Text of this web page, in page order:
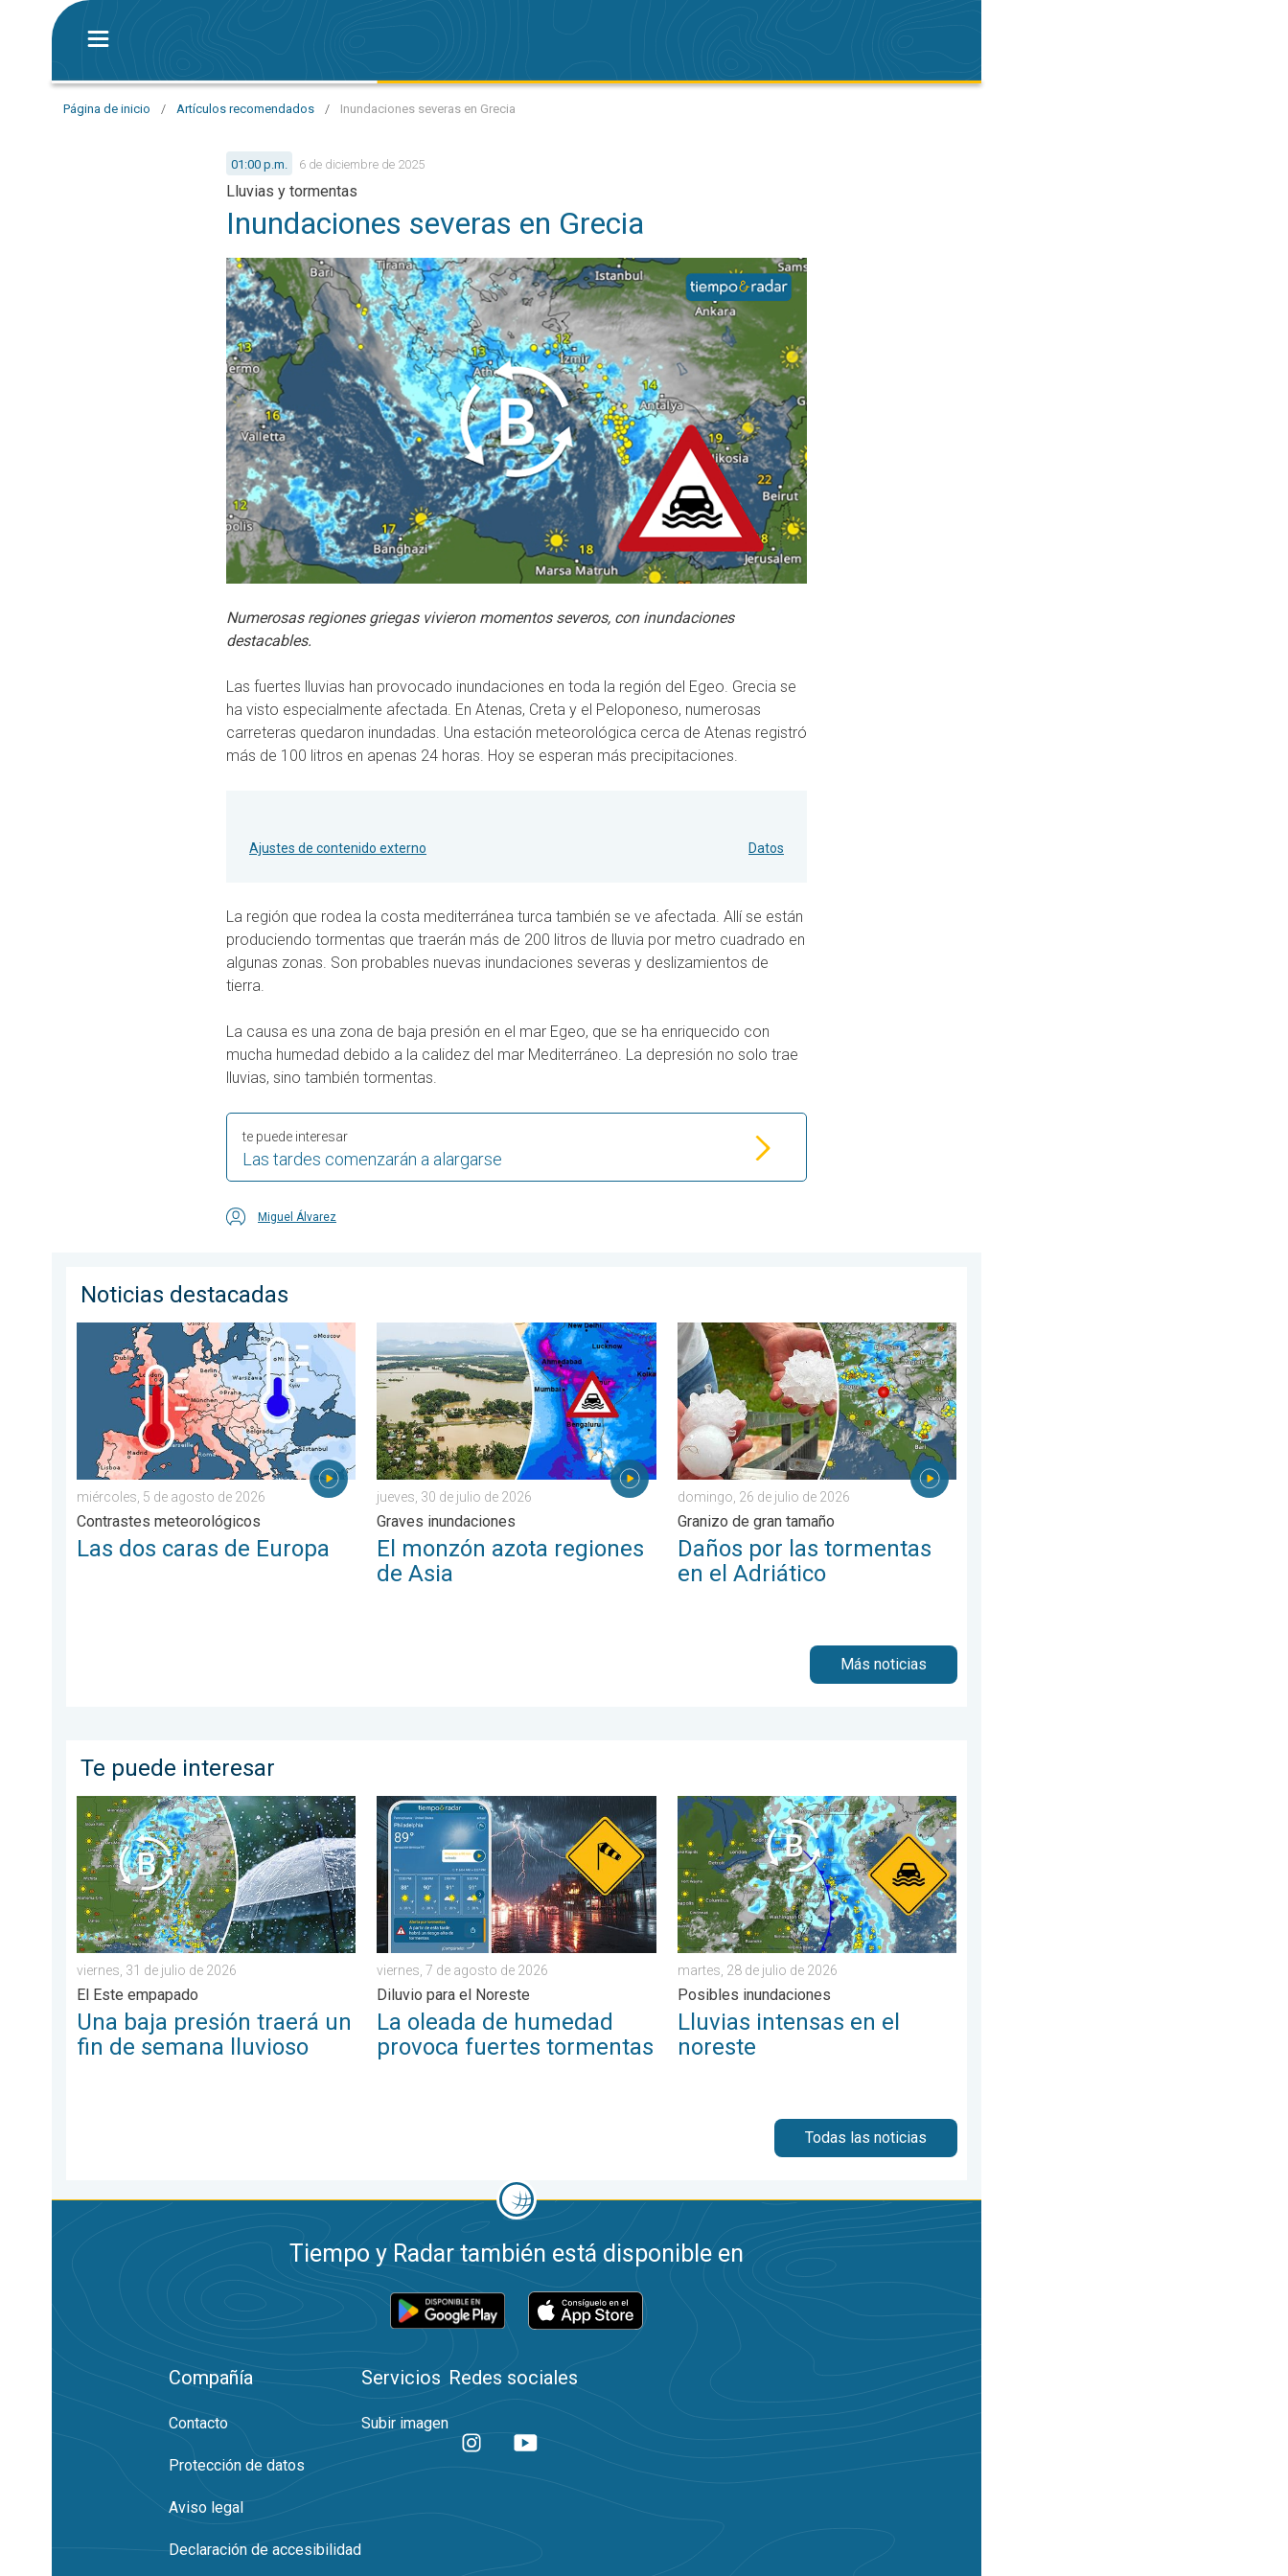
Página de inicio / Artículos recomendados / Inundaciones severas en Grecia
01:00 p.m. 6 de diciembre de 2025
Lluvias y tormentas
Inundaciones severas en Grecia
Numerosas regiones griegas vivieron momentos severos, con inundaciones
destacables.
Las fuertes lluvias han provocado inundaciones en toda la región del Egeo. Grecia se
ha visto especialmente afectada. En Atenas, Creta y el Peloponeso, numerosas
carreteras quedaron inundadas. Una estación meteorológica cerca de Atenas registró
más de 100 litros en apenas 24 horas. Hoy se esperan más precipitaciones.
Ajustes de contenido externo Datos
La región que rodea la costa mediterránea turca también se ve afectada. Allí se están
produciendo tormentas que traerán más de 200 litros de lluvia por metro cuadrado en
algunas zonas. Son probables nuevas inundaciones severas y deslizamientos de
tierra.
La causa es una zona de baja presión en el mar Egeo, que se ha enriquecido con
mucha humedad debido a la calidez del mar Mediterráneo. La depresión no solo trae
lluvias, sino también tormentas.
Las tardes comenzarán a alargarse
te puede interesar
Miguel Álvarez
Noticias destacadas
Las dos caras de Europa. Contrastes meteorológicos. . . miércoles, 5 de agosto de 2026
miércoles, 5 de agosto de 2026
Contrastes meteorológicos
Las dos caras de Europa
El monzón azota regiones de Asia. Graves inundaciones. . . jueves, 30 de julio de 2026
jueves, 30 de julio de 2026
Graves inundaciones
El monzón azota regiones
de Asia
Daños por las tormentas en el Adriático. Granizo de gran tamaño. . . domingo, 26 de julio
domingo, 26 de julio de 2026
Granizo de gran tamaño
Daños por las tormentas
en el Adriático
Más noticias
Te puede interesar
Una baja presión traerá un fin de semana lluvioso. El Este empapado. . . viernes, 31 de julio de 2026
viernes, 31 de julio de 2026
El Este empapado
Una baja presión traerá un
fin de semana lluvioso
La oleada de humedad provoca fuertes tormentas. Diluvio para el Noreste. . . viernes, 7 de agosto de 2026
viernes, 7 de agosto de 2026
Diluvio para el Noreste
La oleada de humedad
provoca fuertes tormentas
Lluvias intensas en el noreste. Posibles inundaciones. . . martes, 28 de julio de 2026
martes, 28 de julio de 2026
Posibles inundaciones
Lluvias intensas en el
noreste
Todas las noticias
Tiempo y Radar también está disponible en
Compañía
Contacto
Protección de datos
Aviso legal
Declaración de accesibilidad
Servicios
Subir imagen
Redes sociales